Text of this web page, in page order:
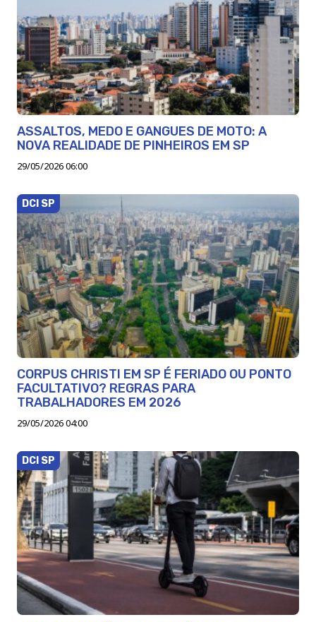
ASSALTOS, MEDO E GANGUES DE MOTO: A
NOVA REALIDADE DE PINHEIROS EM SP
29/05/2026 06:00
DCI SP
CORPUS CHRISTI EM SP É FERIADO OU PONTO
FACULTATIVO? REGRAS PARA
TRABALHADORES EM 2026
29/05/2026 04:00
DCI SP